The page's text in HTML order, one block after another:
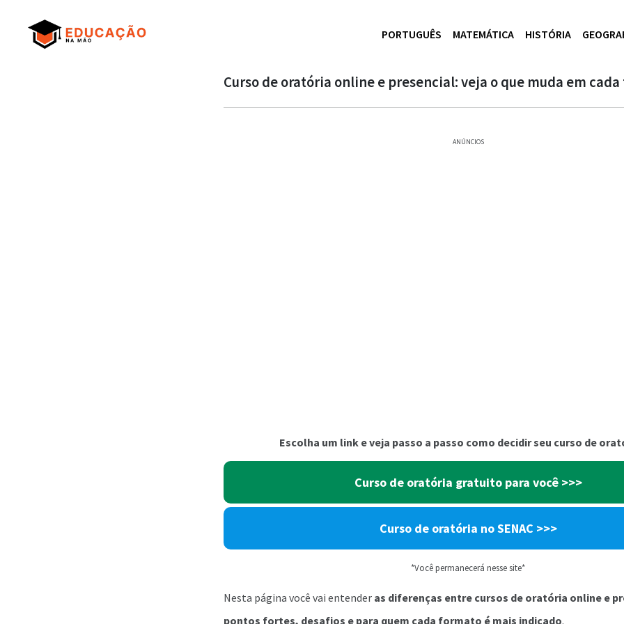
PORTUGUÊS MATEMÁTICA HISTÓRIA
Curso de oratória online e presencial: veja o que muda em
ANÚNCIOS
Escolha um link e veja passo a passo como decidir seu curso de
Curso de oratória gratuito para você >>>
Curso de oratória no SENAC >>>
*Você permanecerá nesse site*
Nesta página você vai entender as diferenças entre cursos de oratória online e
pontos fortes, desafios e para quem cada formato é mais indicado.